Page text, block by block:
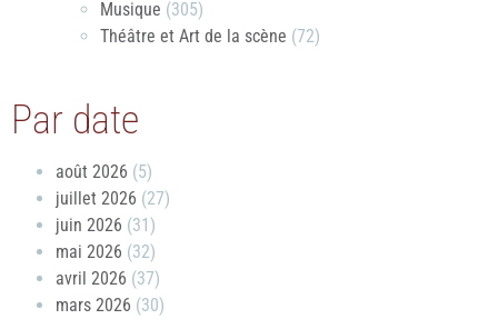
Musique (305)
Théâtre et Art de la scène (72)
Par date
août 2026 (5)
juillet 2026 (27)
juin 2026 (31)
mai 2026 (32)
avril 2026 (37)
mars 2026 (30)